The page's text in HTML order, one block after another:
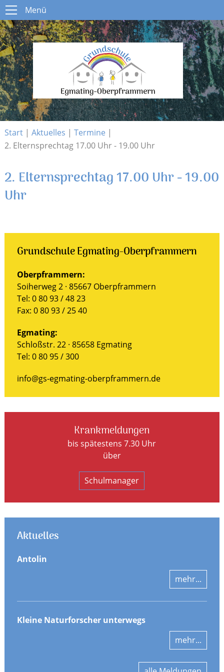
Start
Schule
Open submenu
Aktuelles
Open submenu
Infos
Open submenu
Kontakt
Menü
Start| Aktuelles | Termine |
2. Elternsprechtag 17.00 Uhr - 19.00 Uhr
2. Elternsprechtag 17.00 Uhr - 19.00
Uhr
Grundschule Egmating-Oberpframmern
Oberpframmern:
Soiherweg 2 · 85667 Oberpframmern
Tel: 0 80 93 / 48 23
Fax: 0 80 93 / 25 40
Egmating:
Schloßstr. 22 · 85658 Egmating
Tel: 0 80 95 / 300
info@gs-egmating-oberpframmern.de
Krankmeldungen
bis spätestens 7.30 Uhr
über
Schulmanager
Aktuelles
Antolin
mehr...
Kleine Naturforscher unterwegs
mehr...